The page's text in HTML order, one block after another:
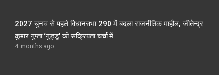
2027 चुनाव से पहले विधानसभा 290 में बदला राजनीतिक माहौल, जीतेन्द्र
कुमार गुप्ता ‘गुड्डू’ की सक्रियता चर्चा में
4 months ago